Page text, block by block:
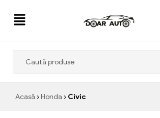
Acasă Honda Civic